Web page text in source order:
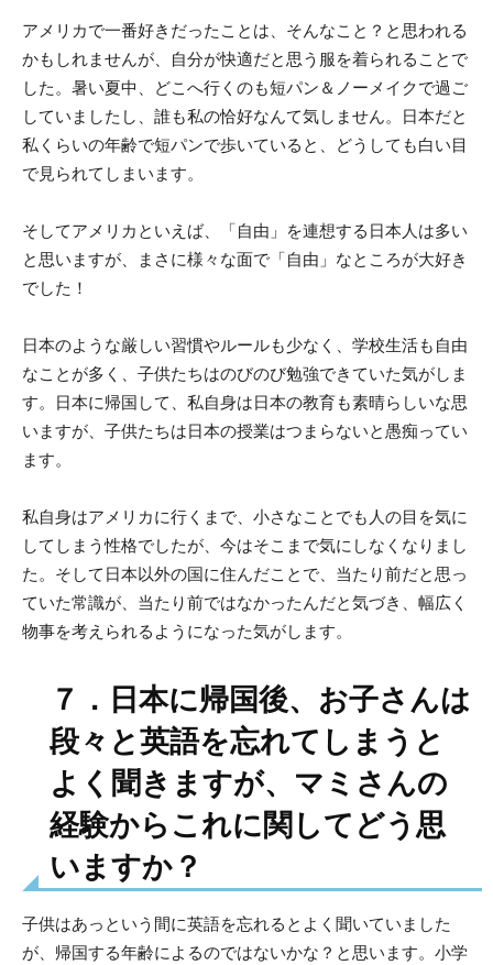
アメリカで一番好きだったことは、そんなこと？と思われる
かもしれませんが、自分が快適だと思う服を着られることで
した。暑い夏中、どこへ行くのも短パン＆ノーメイクで過ご
していましたし、誰も私の恰好なんて気しません。日本だと
私くらいの年齢で短パンで歩いていると、どうしても白い目
で見られてしまいます。
そしてアメリカといえば、「自由」を連想する日本人は多い
と思いますが、まさに様々な面で「自由」なところが大好き
でした！
日本のような厳しい習慣やルールも少なく、学校生活も自由
なことが多く、子供たちはのびのび勉強できていた気がしま
す。日本に帰国して、私自身は日本の教育も素晴らしいな思
いますが、子供たちは日本の授業はつまらないと愚痴ってい
ます。
私自身はアメリカに行くまで、小さなことでも人の目を気に
してしまう性格でしたが、今はそこまで気にしなくなりまし
た。そして日本以外の国に住んだことで、当たり前だと思っ
ていた常識が、当たり前ではなかったんだと気づき、幅広く
物事を考えられるようになった気がします。
７．日本に帰国後、お子さんは
段々と英語を忘れてしまうと
よく聞きますが、マミさんの
経験からこれに関してどう思
いますか？
子供はあっという間に英語を忘れるとよく聞いていました
が、帰国する年齢によるのではないかな？と思います。小学